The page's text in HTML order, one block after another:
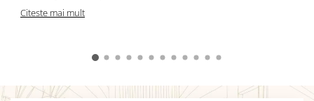
Citeste mai mult